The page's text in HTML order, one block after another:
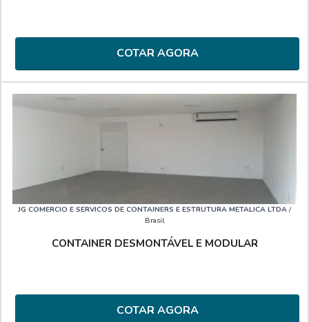
COTAR AGORA
JG COMERCIO E SERVICOS DE CONTAINERS E ESTRUTURA METALICA LTDA /
Brasil
CONTAINER DESMONTÁVEL E MODULAR
COTAR AGORA